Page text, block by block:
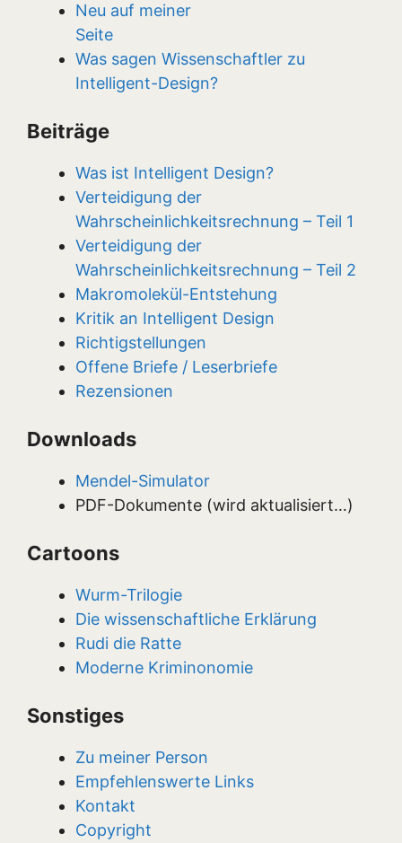
Neu auf meiner
Seite
Was sagen Wissenschaftler zu
Intelligent-Design?
Beiträge
Was ist Intelligent Design?
Verteidigung der
Wahrscheinlichkeitsrechnung – Teil 1
Verteidigung der
Wahrscheinlichkeitsrechnung – Teil 2
Makromolekül-Entstehung
Kritik an Intelligent Design
Richtigstellungen
Offene Briefe / Leserbriefe
Rezensionen
Downloads
Mendel-Simulator
PDF-Dokumente (wird aktualisiert…)
Cartoons
Wurm-Trilogie
Die wissenschaftliche Erklärung
Rudi die Ratte
Moderne Kriminonomie
Sonstiges
Zu meiner Person
Empfehlenswerte Links
Kontakt
Copyright